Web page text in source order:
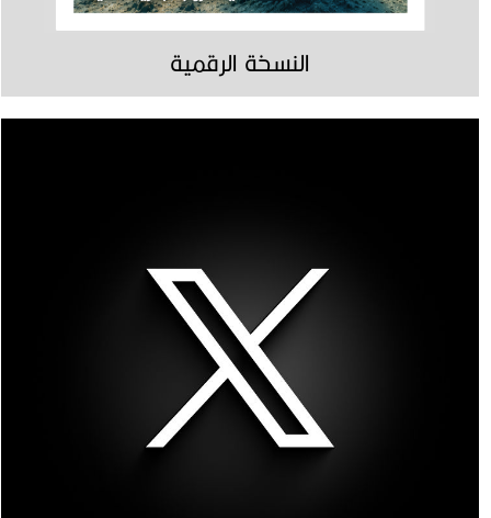
النسخة الرقمية